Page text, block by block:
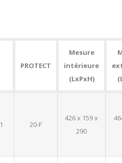
PROTECT
Mesure
intérieure
(LxPxH)
20-F
426 x 159 x
290